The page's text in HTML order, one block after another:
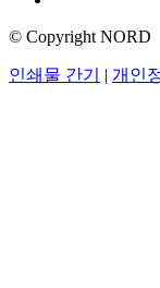
© Copyright NORD
인쇄물 간기 | 개인